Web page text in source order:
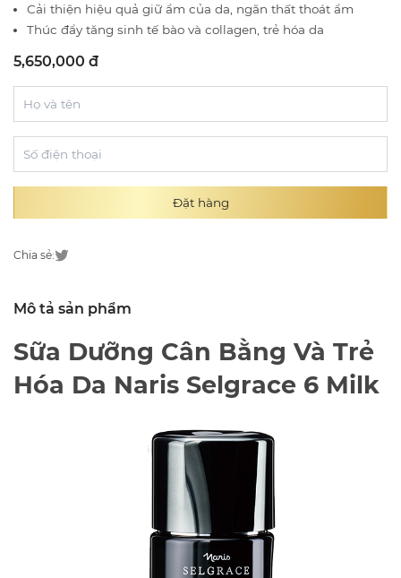
Cải thiện hiệu quả giữ ẩm của da, ngăn thất thoát ẩm
Thúc đẩy tăng sinh tế bào và collagen, trẻ hóa da
5,650,000 đ
Đặt hàng
Chia sẻ:
Mô tả sản phẩm
Sữa Dưỡng Cân Bằng Và Trẻ
Hóa Da Naris Selgrace 6 Milk